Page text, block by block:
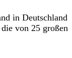
in Deutschland
von 25 großen